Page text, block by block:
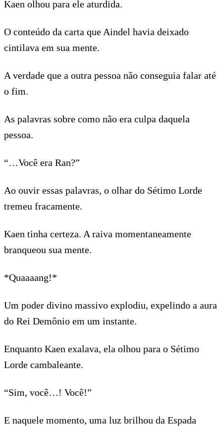
Kaen olhou para ele aturdida.
O conteúdo da carta que Aindel havia deixado
cintilava em sua mente.
A verdade que a outra pessoa não conseguia falar até
o fim.
As palavras sobre como não era culpa daquela
pessoa.
“…Você era Ran?”
Ao ouvir essas palavras, o olhar do Sétimo Lorde
tremeu fracamente.
Kaen tinha certeza. A raiva momentaneamente
branqueou sua mente.
*Quaaaang!*
Um poder divino massivo explodiu, expelindo a aura
do Rei Demônio em um instante.
Enquanto Kaen exalava, ela olhou para o Sétimo
Lorde cambaleante.
“Sim, você…! Você!”
E naquele momento, uma luz brilhou da Espada